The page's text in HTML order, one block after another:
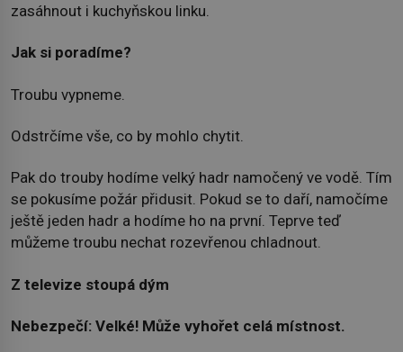
zasáhnout i kuchyňskou linku.
Jak si poradíme?
Troubu vypneme.
Odstrčíme vše, co by mohlo chytit.
Pak do trouby hodíme velký hadr namočený ve vodě. Tím
se pokusíme požár přidusit. Pokud se to daří, namočíme
ještě jeden hadr a hodíme ho na první. Teprve teď
můžeme troubu nechat rozevřenou chladnout.
Z televize stoupá dým
Nebezpečí: Velké! Může vyhořet celá místnost.